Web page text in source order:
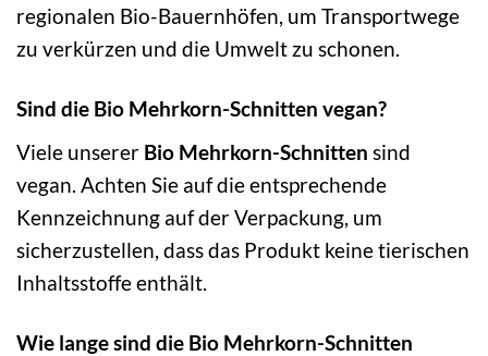
regionalen Bio-Bauernhöfen, um Transportwege
zu verkürzen und die Umwelt zu schonen.
Sind die Bio Mehrkorn-Schnitten vegan?
Viele unserer Bio Mehrkorn-Schnitten sind
vegan. Achten Sie auf die entsprechende
Kennzeichnung auf der Verpackung, um
sicherzustellen, dass das Produkt keine tierischen
Inhaltsstoffe enthält.
Wie lange sind die Bio Mehrkorn-Schnitten